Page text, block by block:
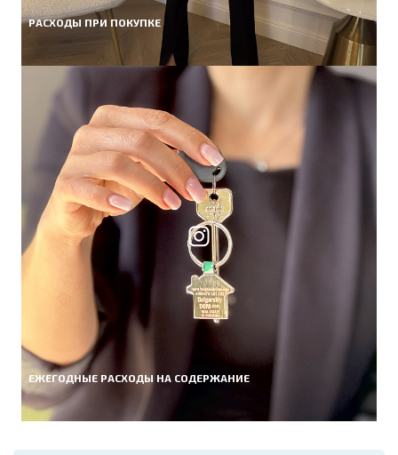
РАСХОДЫ ПРИ ПОКУПКЕ
ЕЖЕГОДНЫЕ РАСХОДЫ НА СОДЕРЖАНИЕ